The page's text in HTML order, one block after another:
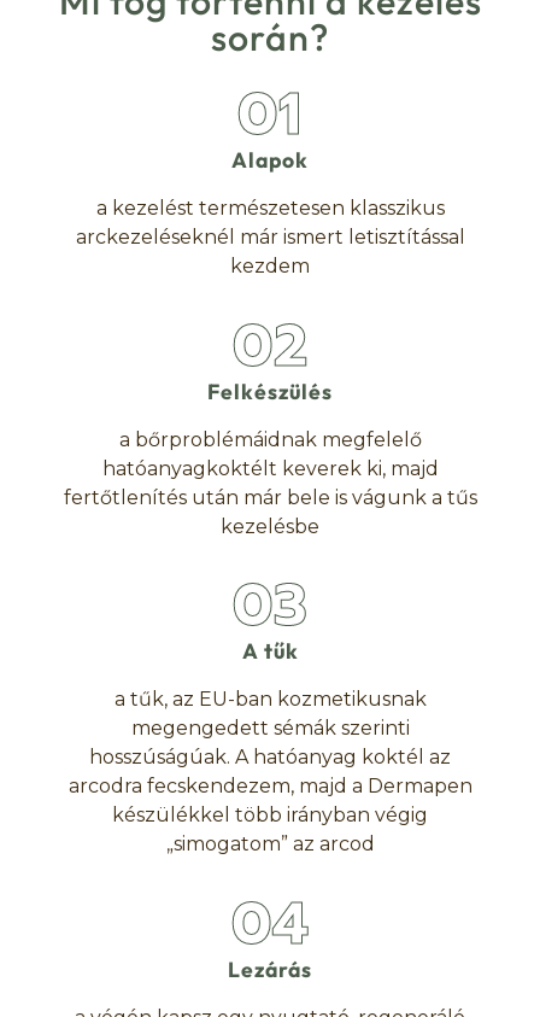
során?
01
Alapok
a kezelést természetesen klasszikus
arckezeléseknél már ismert letisztítással
kezdem
02
Felkészülés
a bőrproblémáidnak megfelelő
hatóanyagkoktélt keverek ki, majd
fertőtlenítés után már bele is vágunk a tűs
kezelésbe
03
A tűk
a tűk, az EU-ban kozmetikusnak
megengedett sémák szerinti
hosszúságúak. A hatóanyag koktél az
arcodra fecskendezem, majd a Dermapen
készülékkel több irányban végig
„simogatom” az arcod
04
Lezárás